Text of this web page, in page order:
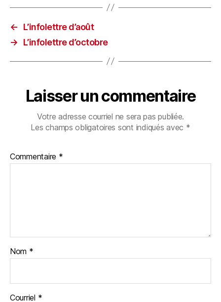
←
L’infolettre d’août
→
L’infolettre d’octobre
Laisser un commentaire
Votre adresse courriel ne sera pas publiée.
Les champs obligatoires sont indiqués avec *
Commentaire *
Nom *
Courriel *